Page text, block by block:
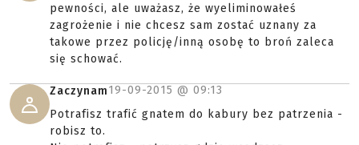
pewności, ale uważasz, że wyeliminowałeś
zagrożenie i nie chcesz sam zostać uznany za
takowe przez policję/inną osobę to broń zaleca
się schować.
Zaczynam19-09-2015 @ 09:13
Potrafisz trafić gnatem do kabury bez patrzenia -
robisz to.